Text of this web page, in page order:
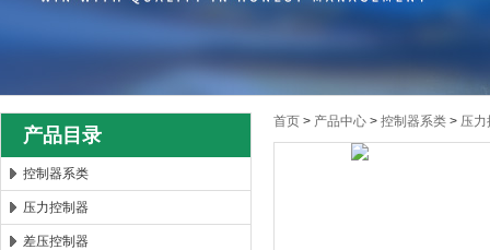
安徽康泰电气有限公司
产品目录
控制器系类
压力控制器
差压控制器
首页 > 产品中心 > 控制器系类 > 压力